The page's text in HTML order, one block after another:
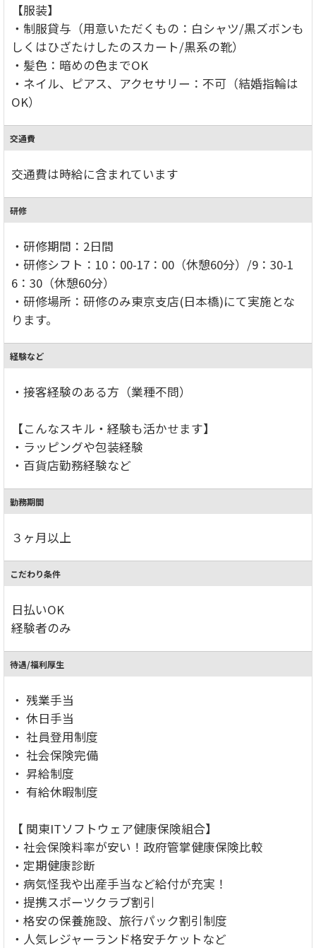
【服装】
・制服貸与（用意いただくもの：白シャツ/黒ズボンも
しくはひざたけしたのスカート/黒系の靴）
・髪色：暗めの色までOK
・ネイル、ピアス、アクセサリー：不可（結婚指輪は
OK）
交通費
交通費は時給に含まれています
研修
・研修期間：2日間
・研修シフト：10：00-17：00（休憩60分）/9：30-1
6：30（休憩60分）
・研修場所：研修のみ東京支店(日本橋)にて実施とな
ります。
経験など
・接客経験のある方（業種不問）
【こんなスキル・経験も活かせます】
・ラッピングや包装経験
・百貨店勤務経験など
勤務期間
３ヶ月以上
こだわり条件
日払いOK
経験者のみ
待遇/福利厚生
・ 残業手当
・ 休日手当
・ 社員登用制度
・ 社会保険完備
・ 昇給制度
・ 有給休暇制度
【 関東ITソフトウェア健康保険組合】
・社会保険料率が安い！政府管掌健康保険比較
・定期健康診断
・病気怪我や出産手当など給付が充実！
・提携スポーツクラブ割引
・格安の保養施設、旅行パック割引制度
・人気レジャーランド格安チケットなど